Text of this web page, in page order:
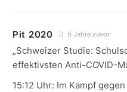
Pit 2020 5 Jahre zuvor
„Schweizer Studie:
effektivsten Anti-COVID-
15:12 Uhr: Im Kampf